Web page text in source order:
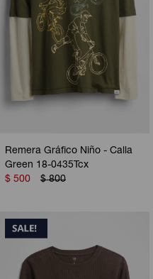
Remera Gráfico Niño - Calla
Green 18-0435Tcx
$ 500 $ 800